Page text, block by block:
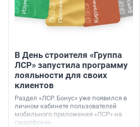
В День строителя «Группа
ЛСР» запустила программу
лояльности для своих
клиентов
Раздел «ЛСР. Бонус» уже появился в
личном кабинете пользователей
мобильного приложения «ЛСР» на
смартфонах.